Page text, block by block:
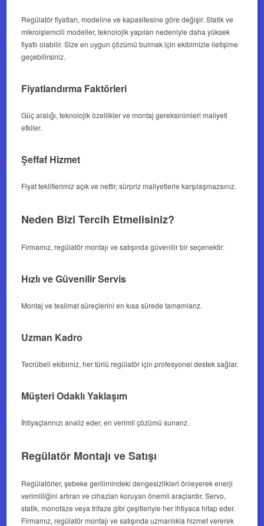
Regülatör fiyatları, modeline ve kapasitesine göre değişir. Statik ve
mikroişlemcili modeller, teknolojik yapıları nedeniyle daha yüksek
fiyatlı olabilir. Size en uygun çözümü bulmak için ekibimizle iletişime
geçebilirsiniz.
Fiyatlandırma Faktörleri
Güç aralığı, teknolojik özellikler ve montaj gereksinimleri maliyeti
etkiler.
Şeffaf Hizmet
Fiyat tekliflerimiz açık ve nettir, sürpriz maliyetlerle karşılaşmazsınız.
Neden Bizi Tercih Etmelisiniz?
Firmamız, regülatör montajı ve satışında güvenilir bir seçenektir:
Hızlı ve Güvenilir Servis
Montaj ve teslimat süreçlerini en kısa sürede tamamlarız.
Uzman Kadro
Tecrübeli ekibimiz, her türlü regülatör için profesyonel destek sağlar.
Müşteri Odaklı Yaklaşım
İhtiyaçlarınızı analiz eder, en verimli çözümü sunarız.
Regülatör Montajı ve Satışı
Regülatörler, şebeke gerilimindeki dengesizlikleri önleyerek enerji
verimliliğini artıran ve cihazları koruyan önemli araçlardır. Servo,
statik, monofaze veya trifaze gibi çeşitleriyle her ihtiyaca hitap eder.
Firmamız, regülatör montajı ve satışında uzmanlıkla hizmet vererek